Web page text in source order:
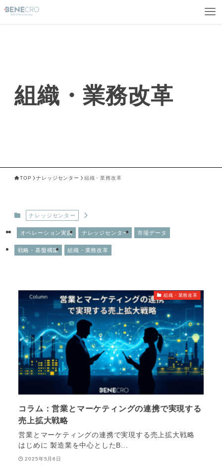
組織・業務改革
TOP ナレッジセンター 組織・業務改革
ナレッジセンター
オペレーション実践 ナレッジセンター 市場データ
戦略・基盤構築 組織・業務改革
組織・業務改革
コラム：営業とマーケティングの連携で実現する
売上拡大戦略
営業とマーケティングの連携で実現する売上拡大戦略
はじめに 製造業を中心としたB...
2025年5月6日